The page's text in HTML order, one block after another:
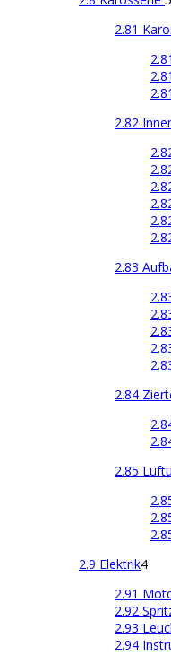
2.81
2.82
2.83
2.84
2.85
2.9 Elektrik4
2.91
2.92
2.93
2.94